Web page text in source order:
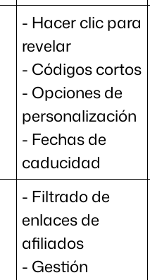
- Hacer clic para
revelar
- Códigos cortos
- Opciones de
personalización
- Fechas de
caducidad
- Filtrado de
enlaces de
afiliados
- Gestión